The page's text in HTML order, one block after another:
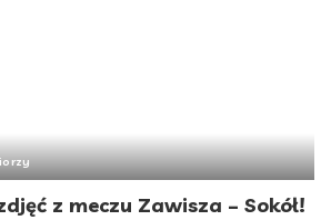
z meczu Zawisza – Sokół!